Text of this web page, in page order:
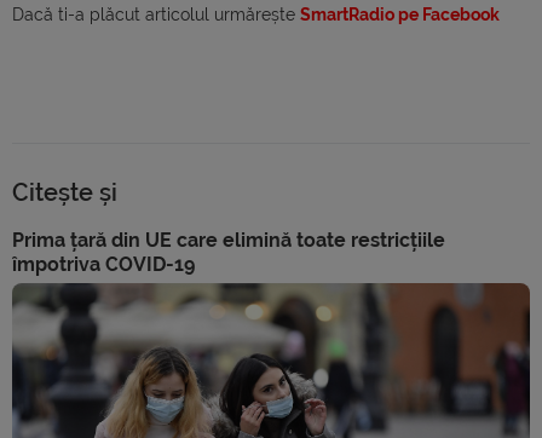
Dacă ti-a plăcut articolul urmărește SmartRadio pe Facebook
Citește și
Prima țară din UE care elimină toate restricțiile
împotriva COVID-19